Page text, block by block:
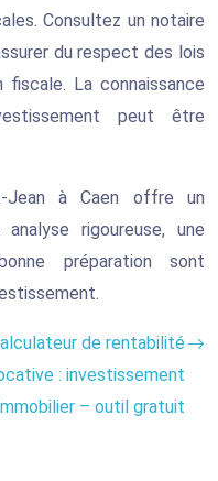
Consultez un notaire
du respect des lois
La connaissance
peut être
Jean à Caen offre un
rigoureuse, une
préparation sont
de rentabilité
: investissement
– outil gratuit